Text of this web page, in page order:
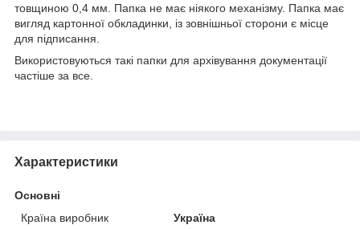
товщиною 0,4 мм. Папка не має ніякого механізму. Папка має
вигляд картонної обкладинки, із зовнішньої сторони є місце
для підписання.
Використовуються такі папки для архівування документації
частіше за все.
Характеристики
Основні
Країна виробник
Україна